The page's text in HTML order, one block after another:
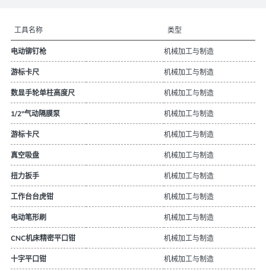
工具名称 类型
电动铆钉枪 机械加工与制造
游标卡尺 机械加工与制造
数显手轮单柱高度尺 机械加工与制造
1/2"气动隔膜泵 机械加工与制造
游标卡尺 机械加工与制造
真空吸盘 机械加工与制造
扭力扳手 机械加工与制造
工作台台虎钳 机械加工与制造
电动笔形刷 机械加工与制造
CNC机床精密平口钳 机械加工与制造
十字平口钳 机械加工与制造